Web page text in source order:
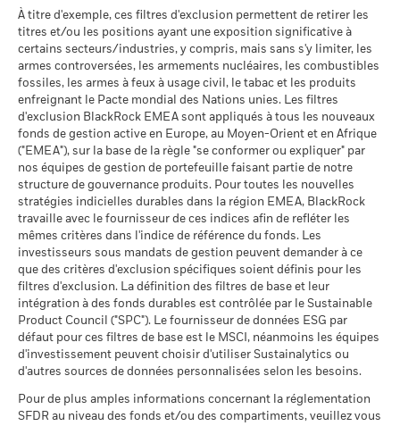
façon dont le fonds a été géré dans le passé
La performance est indiquée sur la base de la Valeur nette
d’inventaire (VNI), avec le revenu brut réinvesti le cas échéant.
Le rendement de votre investissement peut augmenter ou
diminuer en raison des fluctuations des devises si votre
investissement est effectué dans une devise autre que celle
utilisée dans le calcul des performances passées. Source :
Blackrock
Le scénario de tension montre ce que vous pourriez obtenir
dans des situations de marché extrêmes.
MSCI - Charbon thermique
au 30/juin/2026
0,00%
MSCI - Sables bitumineux
au 30/juin/2026
0,00%
Données sur la
participation aux secteurs
d'activité
au 30/juin/2026
24,37%
Pourcentage des avoirs du
fonds à l'égard desquels
des données ne sont pas
disponibles
au 30/juin/2026
L'exposition de BlackRock aux secteurs d'activité, telle qu'elle
est indiquée ci-dessus, pour le charbon thermique et les
sables bitumineux, est calculée et déclarée pour les
entreprises qui tirent plus de 5 % de leurs revenus du
charbon thermique ou des sables bitumineux, tel que défini
par MSCI ESG Research. L’exposition aux entreprises qui
BlackRock Global Funds - Prospectus (French
- France)
BlackRock Global Funds - Prospectus
(English)
BlackRock Global Funds - Prospectus (French
- Belgium^France)
BlackRock Global Funds - Prospectus -
Addendum (French - France)
Voir tous les documents
À titre d'exemple, ces filtres d'exclusion permettent de retirer les
titres et/ou les positions ayant une exposition significative à
certains secteurs/industries, y compris, mais sans s'y limiter, les
armes controversées, les armements nucléaires, les combustibles
fossiles, les armes à feux à usage civil, le tabac et les produits
enfreignant le Pacte mondial des Nations unies. Les filtres
d'exclusion BlackRock EMEA sont appliqués à tous les nouveaux
fonds de gestion active en Europe, au Moyen-Orient et en Afrique
("EMEA"), sur la base de la règle "se conformer ou expliquer" par
nos équipes de gestion de portefeuille faisant partie de notre
structure de gouvernance produits. Pour toutes les nouvelles
stratégies indicielles durables dans la région EMEA, BlackRock
travaille avec le fournisseur de ces indices afin de refléter les
mêmes critères dans l'indice de référence du fonds. Les
investisseurs sous mandats de gestion peuvent demander à ce
que des critères d'exclusion spécifiques soient définis pour les
filtres d'exclusion. La définition des filtres de base et leur
intégration à des fonds durables est contrôlée par le Sustainable
Product Council ("SPC"). Le fournisseur de données ESG par
défaut pour ces filtres de base est le MSCI, néanmoins les équipes
d'investissement peuvent choisir d'utiliser Sustainalytics ou
d'autres sources de données personnalisées selon les besoins.
Pour de plus amples informations concernant la réglementation
SFDR au niveau des fonds et/ou des compartiments, veuillez vous